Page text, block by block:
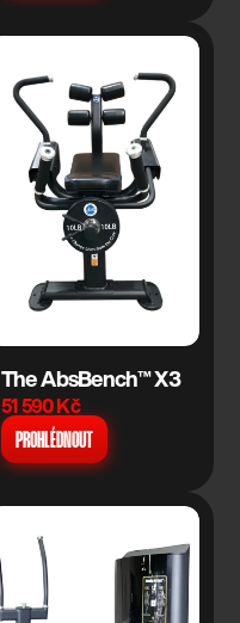
The AbsBench™ X3
51 590 Kč
PROHLÉDNOUT